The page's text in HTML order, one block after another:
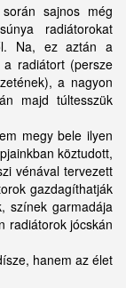
sajnos még
radiátorokat
Na, ez aztán a
radiátort (persze
a nagyon
majd túltesszük
megy bele ilyen
köztudott,
vénával tervezett
gazdagíthatják
színek garmadája
radiátorok jócskán
hanem az élet